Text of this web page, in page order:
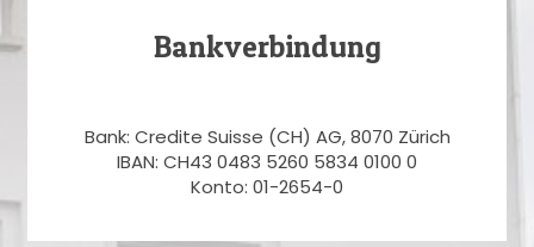
Bankverbindung
Bank: Credite Suisse (CH) AG, 8070 Zürich
IBAN: CH43 0483 5260 5834 0100 0
Konto: 01-2654-0